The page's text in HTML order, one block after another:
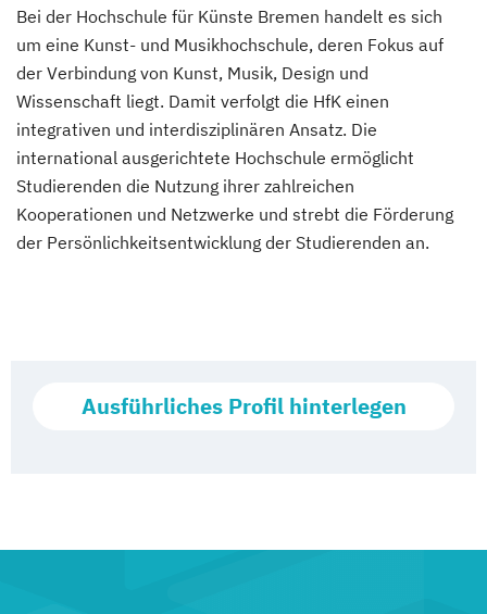
Bei der Hochschule für Künste Bremen handelt es sich
um eine Kunst- und Musikhochschule, deren Fokus auf
der Verbindung von Kunst, Musik, Design und
Wissenschaft liegt. Damit verfolgt die HfK einen
integrativen und interdisziplinären Ansatz. Die
international ausgerichtete Hochschule ermöglicht
Studierenden die Nutzung ihrer zahlreichen
Kooperationen und Netzwerke und strebt die Förderung
der Persönlichkeitsentwicklung der Studierenden an.
Ausführliches Profil hinterlegen